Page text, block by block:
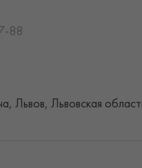
88
Львов, Львовская